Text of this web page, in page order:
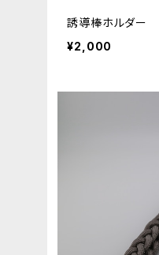
誘導棒ホルダー
¥2,000